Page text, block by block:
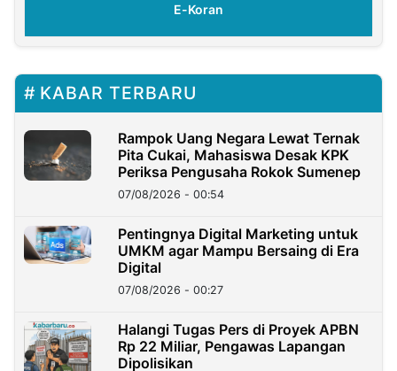
E-Koran
KABAR TERBARU
Rampok Uang Negara Lewat Ternak
Pita Cukai, Mahasiswa Desak KPK
Periksa Pengusaha Rokok Sumenep
07/08/2026 - 00:54
Pentingnya Digital Marketing untuk
UMKM agar Mampu Bersaing di Era
Digital
07/08/2026 - 00:27
Halangi Tugas Pers di Proyek APBN
Rp 22 Miliar, Pengawas Lapangan
Dipolisikan